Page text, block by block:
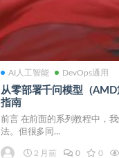
AI人工智能 DevOps通用
从零部署千问模型（
指南
前言 在前面的系列教程中，
法。但很多同...
2 月前 0 0